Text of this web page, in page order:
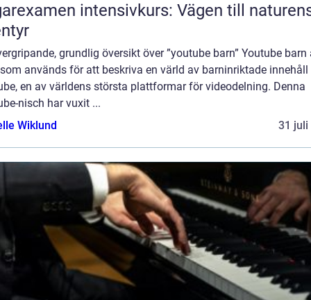
intensivkurs: Vägen till
grundlig översikt över ”youtube barn” Youtube barn
används för att beskriva en värld av barninriktade innehåll
en av världens största plattformar för videodelning. Denna
nisch har vuxit ...
Wiklund
31 juli